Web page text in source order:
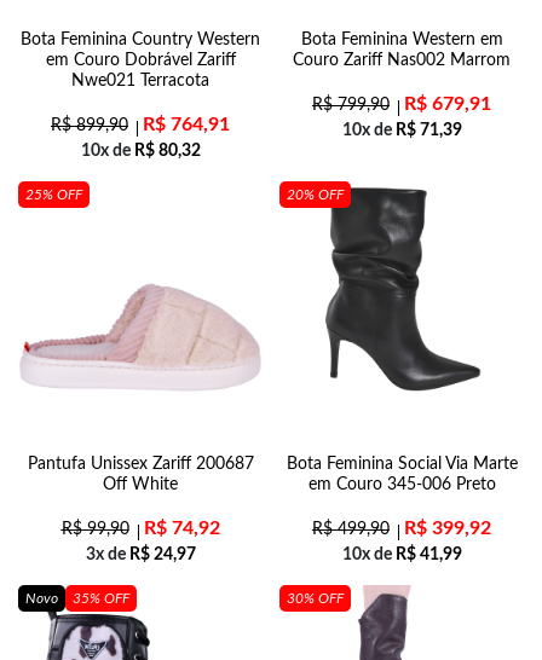
Bota Feminina Country Western
em Couro Dobrável Zariff
Nwe021 Terracota
R$899,90 R$ 764,91
10x de R$80,32
Bota Feminina Western em
Couro Zariff Nas002 Marrom
R$799,90 R$ 679,91
10x de R$71,39
25% OFF
Pantufa Unissex Zariff 200687
Off White
R$99,90 R$74,92
3x de R$24,97
20% OFF
Bota Feminina Social Via Marte
em Couro 345-006 Preto
R$499,90 R$ 399,92
10x de R$41,99
Novo 35% OFF 30% OFF